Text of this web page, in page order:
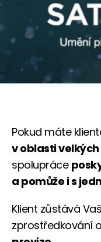
Pokud máte
v oblasti velkých
spolupráce
a pomůže i s
Klient zůstává
zprostředkování